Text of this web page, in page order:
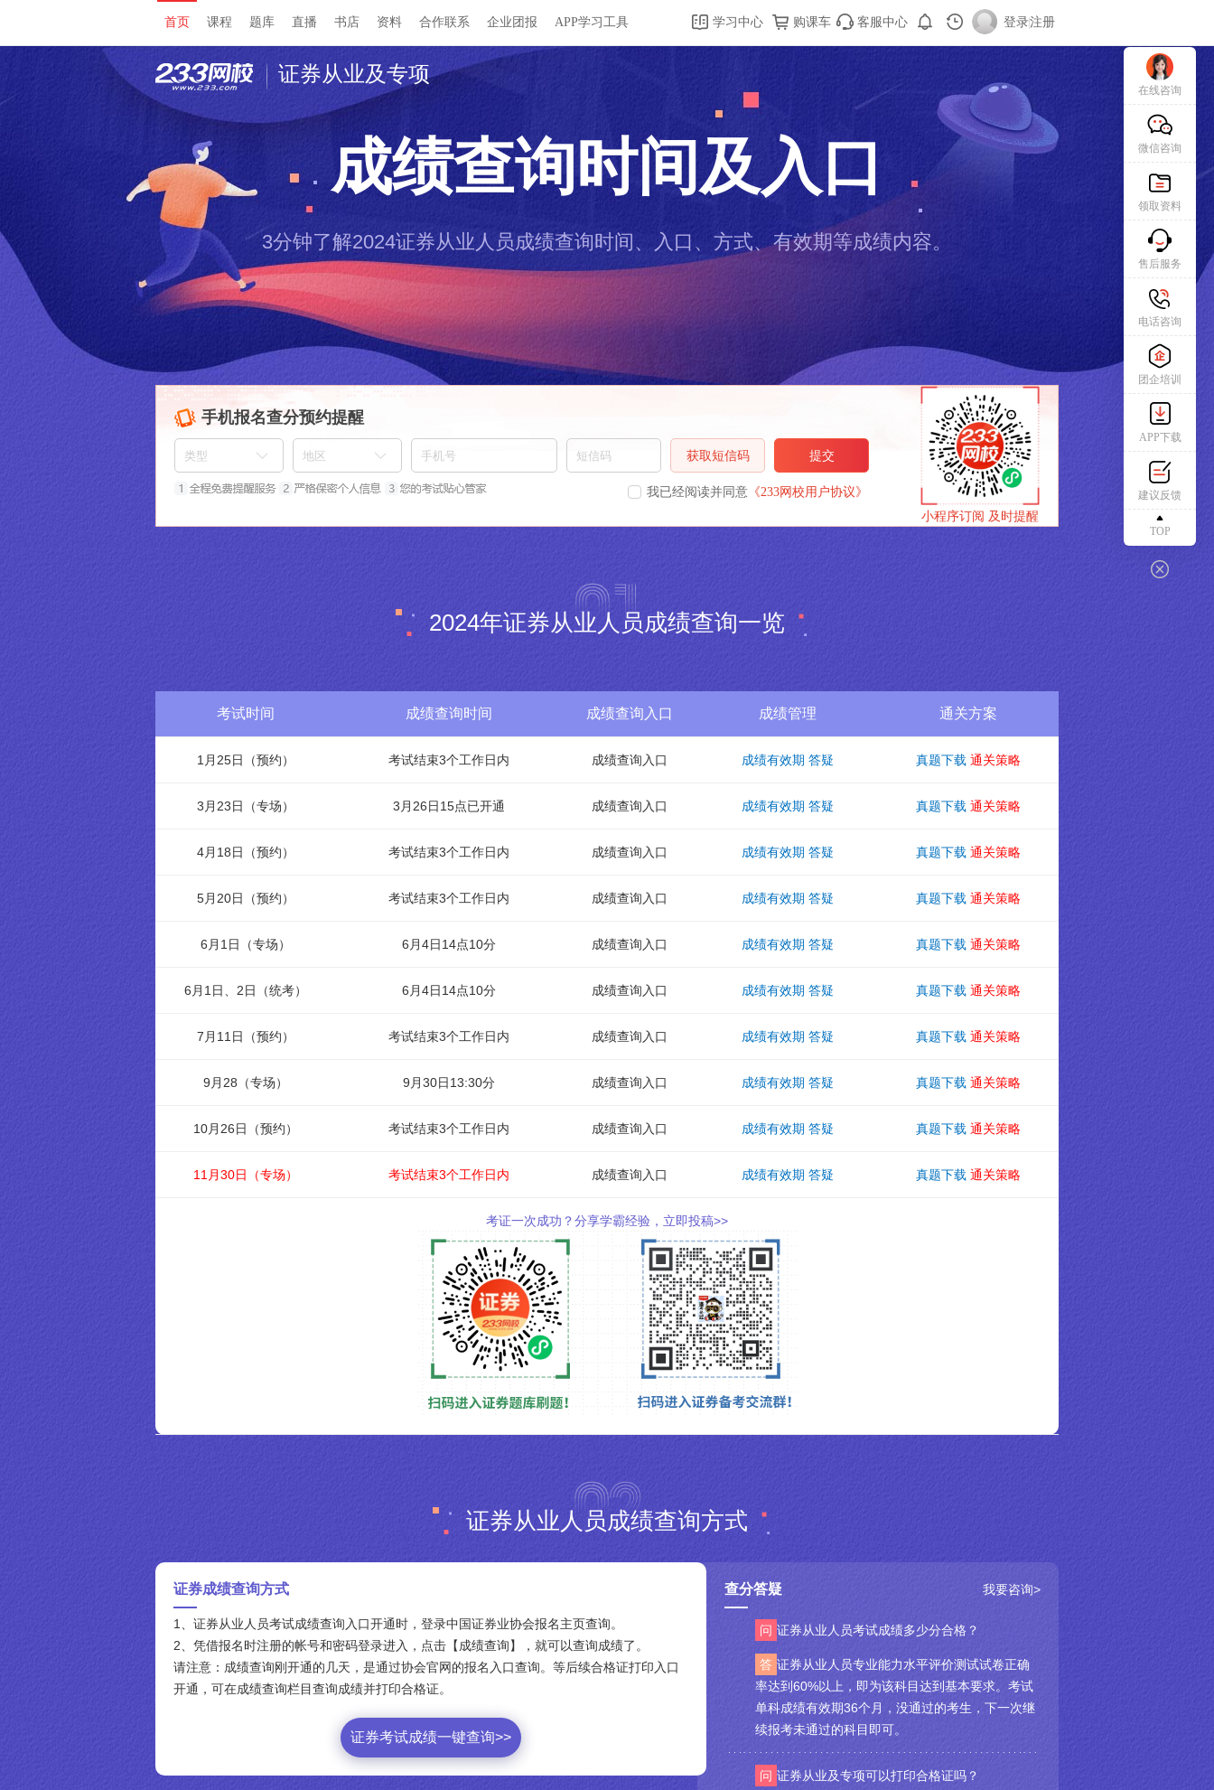
首页 课程 题库 直播 书店 资料 合作联系 企业团报 APP学习工具 学习中心 购课车 客服中心 登录|注册
证券从业及专项
成绩查询时间及入口
3分钟了解2024证券从业人员成绩查询时间、入口、方式、有效期等成绩内容。
手机报名查分预约提醒
获取短信码 提交
我已经阅读并同意《233网校用户协议》
小程序订阅 及时提醒
2024年证券从业人员成绩查询一览
考试时间 成绩查询时间 成绩查询入口 成绩管理 通关方案
1月25日（预约） 考试结束3个工作日内 成绩查询入口 成绩有效期 答疑 真题下载 通关策略
3月23日（专场） 3月26日15点已开通 成绩查询入口 成绩有效期 答疑 真题下载 通关策略
4月18日（预约） 考试结束3个工作日内 成绩查询入口 成绩有效期 答疑 真题下载 通关策略
5月20日（预约） 考试结束3个工作日内 成绩查询入口 成绩有效期 答疑 真题下载 通关策略
6月1日（专场） 6月4日14点10分 成绩查询入口 成绩有效期 答疑 真题下载 通关策略
6月1日、2日（统考） 6月4日14点10分 成绩查询入口 成绩有效期 答疑 真题下载 通关策略
7月11日（预约） 考试结束3个工作日内 成绩查询入口 成绩有效期 答疑 真题下载 通关策略
9月28（专场） 9月30日13:30分 成绩查询入口 成绩有效期 答疑 真题下载 通关策略
10月26日（预约） 考试结束3个工作日内 成绩查询入口 成绩有效期 答疑 真题下载 通关策略
11月30日（专场） 考试结束3个工作日内 成绩查询入口 成绩有效期 答疑 真题下载 通关策略
考证一次成功？分享学霸经验，立即投稿>>
证券从业人员成绩查询方式
证券成绩查询方式
1、证券从业人员考试成绩查询入口开通时，登录中国证券业协会报名主页查询。
2、凭借报名时注册的帐号和密码登录进入，点击【成绩查询】，就可以查询成绩了。
请注意：成绩查询刚开通的几天，是通过协会官网的报名入口查询。等后续合格证打印入口
开通，可在成绩查询栏目查询成绩并打印合格证。
证券考试成绩一键查询>>
查分答疑 我要咨询>
问 证券从业人员考试成绩多少分合格？
答 证券从业人员专业能力水平评价测试试卷正确
率达到60%以上，即为该科目达到基本要求。考试
单科成绩有效期36个月，没通过的考生，下一次继
续报考未通过的科目即可。
问 证券从业及专项可以打印合格证吗？
在线咨询
微信咨询
领取资料
售后服务
电话咨询
团企培训
APP下载
建议反馈
TOP